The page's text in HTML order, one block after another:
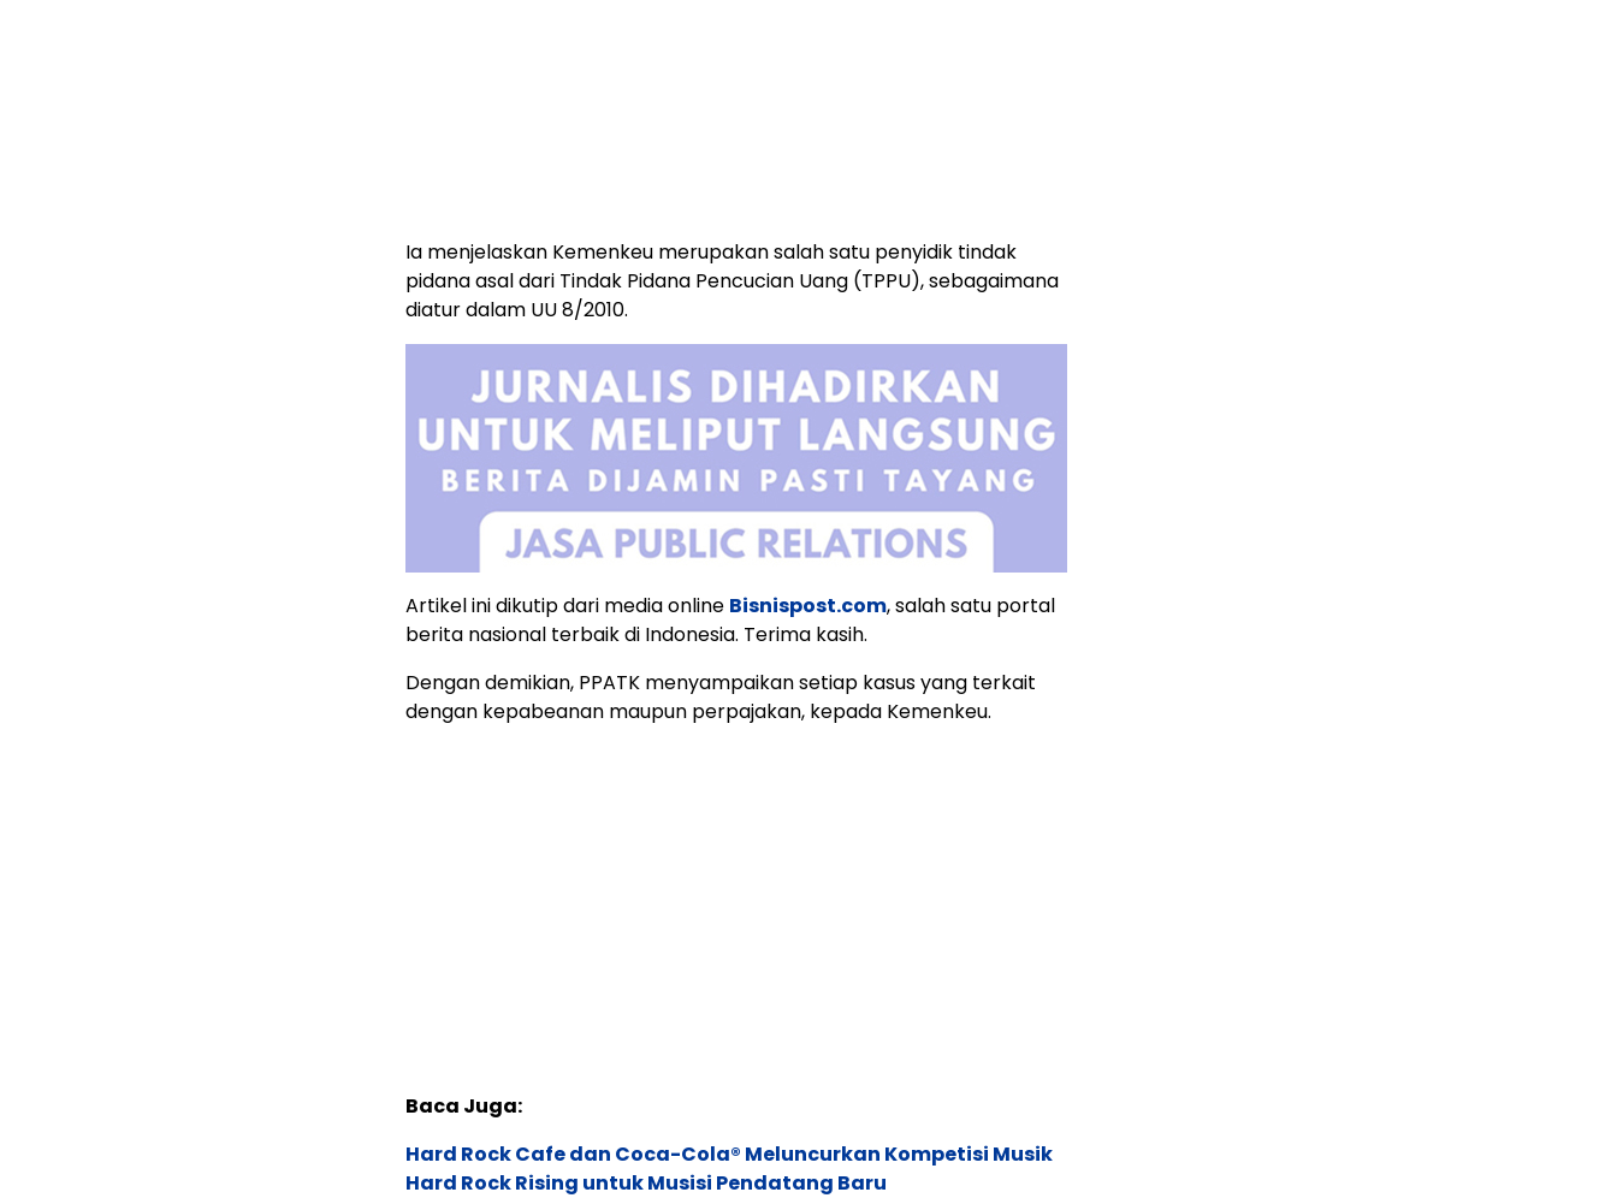
Ia menjelaskan Kemenkeu merupakan salah satu penyidik tindak
pidana asal dari Tindak Pidana Pencucian Uang (TPPU), sebagaimana
diatur dalam UU 8/2010.
Artikel ini dikutip dari media online Bisnispost.com, salah satu portal
berita nasional terbaik di Indonesia. Terima kasih.
Dengan demikian, PPATK menyampaikan setiap kasus yang terkait
dengan kepabeanan maupun perpajakan, kepada Kemenkeu.
Baca Juga:
Hard Rock Cafe dan Coca-Cola® Meluncurkan Kompetisi Musik
Hard Rock Rising untuk Musisi Pendatang Baru